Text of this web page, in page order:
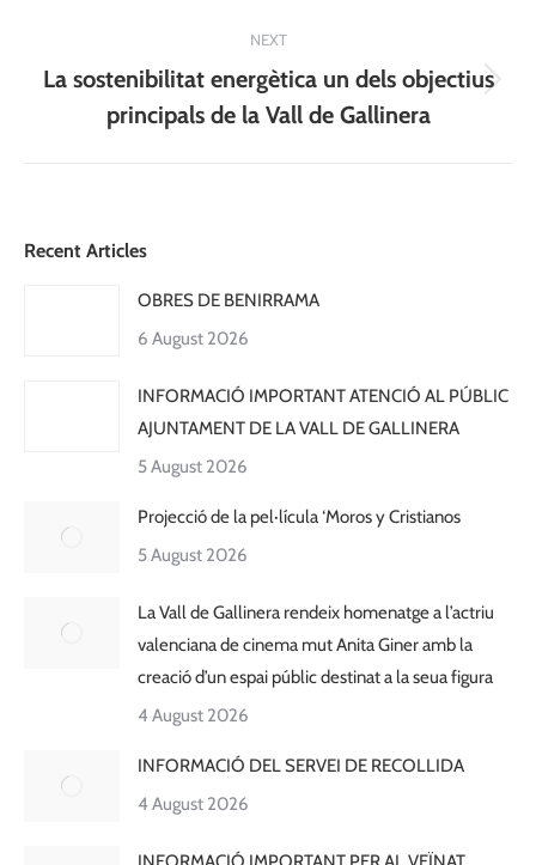
NEXT
Next
post:
La sostenibilitat energètica un dels objectius
principals de la Vall de Gallinera
Recent Articles
OBRES DE BENIRRAMA
6 August 2026
INFORMACIÓ IMPORTANT ATENCIÓ AL PÚBLIC
AJUNTAMENT DE LA VALL DE GALLINERA
5 August 2026
Projecció de la pel·lícula ‘Moros y Cristianos
5 August 2026
La Vall de Gallinera rendeix homenatge a l’actriu
valenciana de cinema mut Anita Giner amb la
creació d’un espai públic destinat a la seua figura
4 August 2026
INFORMACIÓ DEL SERVEI DE RECOLLIDA
4 August 2026